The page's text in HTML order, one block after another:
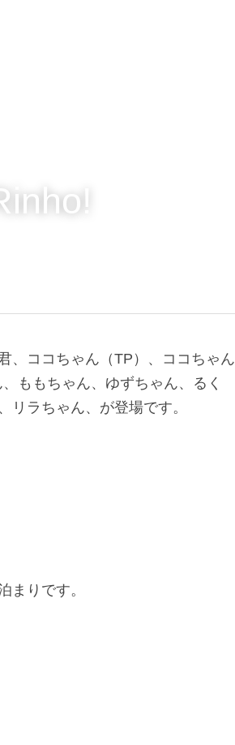
、ココちゃん（TP）、ココちゃん
ももちゃん、ゆずちゃん、るく
ラちゃん、が登場です。
まりです。